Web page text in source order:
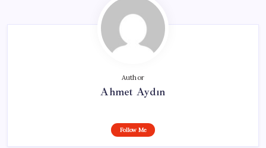
Author
Ahmet Aydın
Follow Me